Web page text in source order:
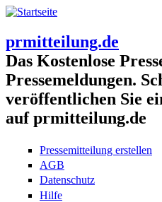
prmitteilung.de
Das Kostenlose
Pressemeldungen.
veröffentlichen Sie
auf prmitteilung.de
Pressemitteilung erstellen
AGB
Datenschutz
Hilfe